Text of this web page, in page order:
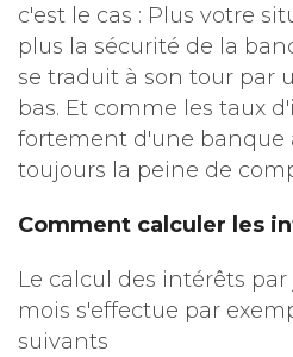
c'est le cas : Plus votre
plus la sécurité de la
se traduit à son tour par
bas. Et comme les taux
fortement d'une banque
toujours la peine de
Comment calculer les
Le calcul des intérêts
mois s'effectue par
suivants